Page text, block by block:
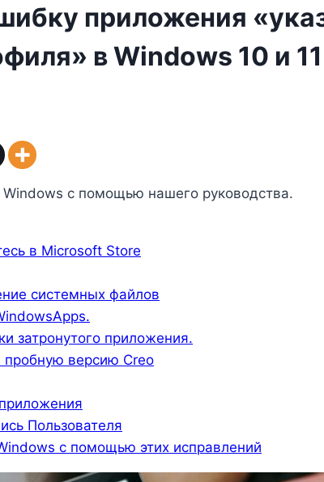
приложения
в Windows 10 и 11
с помощью нашего руководства.
в Microsoft Store
системных файлов
затронутого приложения.
пробную версию Creo
Пользователя
с помощью этих исправлений